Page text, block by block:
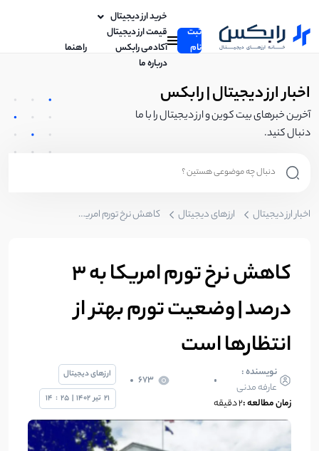
ثبت
نام
خرید ارز دیجیتال
قیمت ارز دیجیتال
آکادمی رابکس
راهنما
درباره ما
اخبار ارز دیجیتال | رابکس
آخرین خبرهای بیت کوین و ارز دیجیتال را با ما
دنبال کنید.
اخبار ارز دیجیتال ارزهای دیجیتال کاهش نرخ تورم امریکا به ۳ درصد | وضعیت تورم بهتر از انتظارها است
کاهش نرخ تورم امریکا به ۳
درصد | وضعیت تورم بهتر از
انتظارها است
نویسنده :
عارفه مدنی
673
زمان مطالعه :۲ دقیقه
ارزهای دیجیتال
21 تیر 1402
|
25
:
14